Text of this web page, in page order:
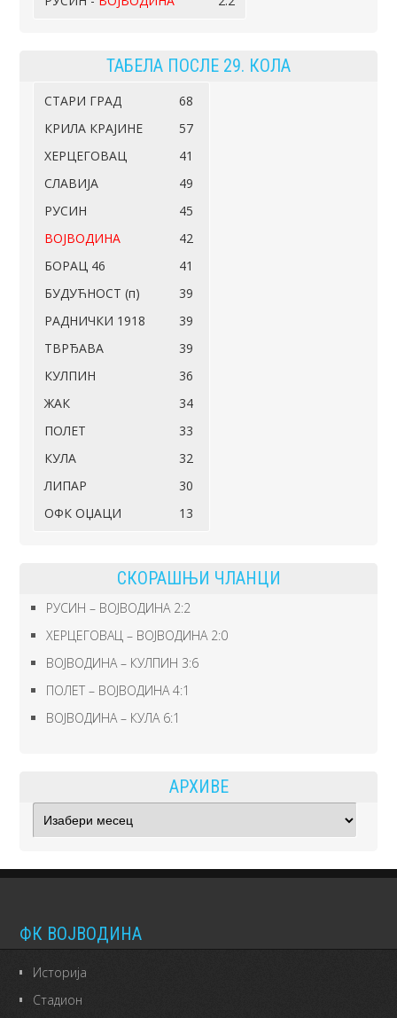
ТАБЕЛА ПОСЛЕ 29. КОЛА
СТАРИ ГРАД
68
КРИЛА КРАЈИНЕ
57
ХЕРЦЕГОВАЦ
41
СЛАВИЈА
49
РУСИН
45
ВОЈВОДИНА
42
БОРАЦ 46
41
БУДУЋНОСТ (п)
39
РАДНИЧКИ 1918
39
ТВРЂАВА
39
КУЛПИН
36
ЖАК
34
ПОЛЕТ
33
КУЛА
32
ЛИПАР
30
ОФК ОЏАЦИ
13
СКОРАШЊИ ЧЛАНЦИ
РУСИН – ВОЈВОДИНА 2:2
ХЕРЦЕГОВАЦ – ВОЈВОДИНА 2:0
ВОЈВОДИНА – КУЛПИН 3:6
ПОЛЕТ – ВОЈВОДИНА 4:1
ВОЈВОДИНА – КУЛА 6:1
АРХИВЕ
ФК ВОЈВОДИНА
Историја
Стадион